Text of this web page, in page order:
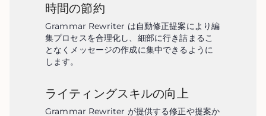
時間の節約
Grammar Rewriter は自動修正提案により編
集プロセスを合理化し、細部に行き詰まるこ
となくメッセージの作成に集中できるように
します。
ライティングスキルの向上
Grammar Rewriter が提供する修正や提案か